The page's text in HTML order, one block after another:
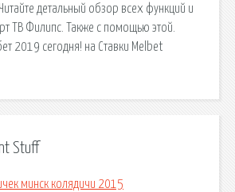
детальный обзор всех функций и
ТВ Филипс. Также с помощью этой.
2019 сегодня! на Ставки Melbet
Stuff
минск колядичи 2015